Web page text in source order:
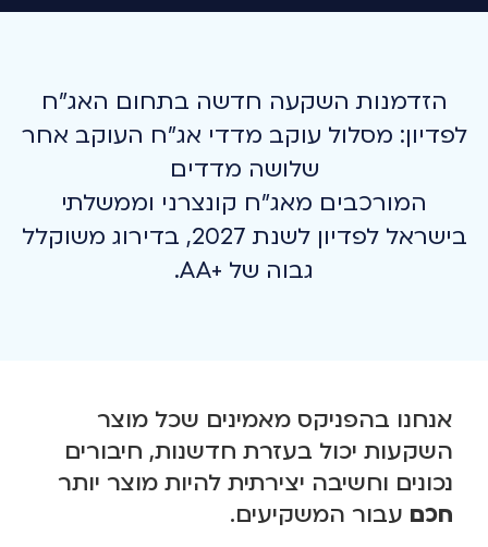
הזדמנות השקעה חדשה בתחום האג"ח
לפדיון: מסלול עוקב מדדי אג"ח העוקב אחר
המורכבים מאג"ח קונצרני וממשלתי
בישראל לפדיון לשנת 2027, בדירוג משוקלל
גבוה של +AA.
אנחנו בהפניקס מאמינים שכל מוצר
השקעות יכול בעזרת חדשנות, חיבורים
נכונים וחשיבה יצירתית להיות מוצר יותר
חכם עבור המשקיעים.